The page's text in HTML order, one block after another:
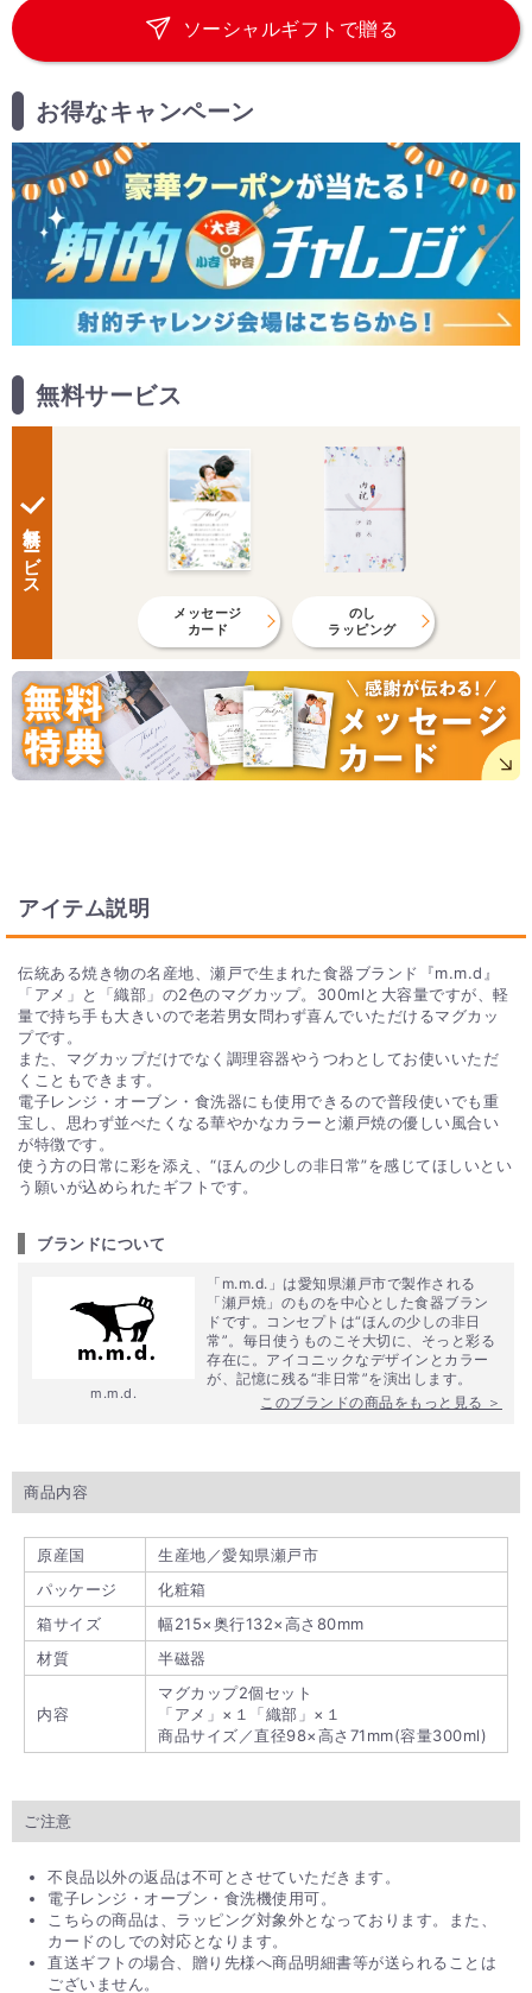
ソーシャルギフトで贈る
お得なキャンペーン
無料サービス
無料サービス
メッセージ
カード
のし
ラッピング
アイテム説明
伝統ある焼き物の名産地、瀬戸で生まれた食器ブランド『m.m.d』
「アメ」と「織部」の2色のマグカップ。300mlと大容量ですが、軽
量で持ち手も大きいので老若男女問わず喜んでいただけるマグカッ
プです。
また、マグカップだけでなく調理容器やうつわとしてお使いいただ
くこともできます。
電子レンジ・オーブン・食洗器にも使用できるので普段使いでも重
宝し、思わず並べたくなる華やかなカラーと瀬戸焼の優しい風合い
が特徴です。
使う方の日常に彩を添え、“ほんの少しの非日常”を感じてほしいとい
う願いが込められたギフトです。
ブランドについて
m.m.d.
「m.m.d.」は愛知県瀬戸市で製作される
「瀬戸焼」のものを中心とした食器ブラン
ドです。コンセプトは“ほんの少しの非日
常”。毎日使うものこそ大切に、そっと彩る
存在に。アイコニックなデザインとカラー
が、記憶に残る“非日常”を演出します。
このブランドの商品をもっと見る ＞
商品内容
原産国
生産地／愛知県瀬戸市
パッケージ
化粧箱
箱サイズ
幅215×奥行132×高さ80mm
材質
半磁器
内容
マグカップ2個セット
「アメ」×１「織部」×１
商品サイズ／直径98×高さ71mm(容量300ml)
ご注意
不良品以外の返品は不可とさせていただきます。
電子レンジ・オーブン・食洗機使用可。
こちらの商品は、ラッピング対象外となっております。また、
カードのしでの対応となります。
直送ギフトの場合、贈り先様へ商品明細書等が送られることは
ございません。